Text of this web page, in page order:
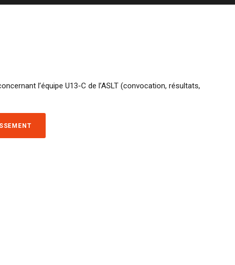
l’équipe U13-C de l’ASLT (convocation, résultats,